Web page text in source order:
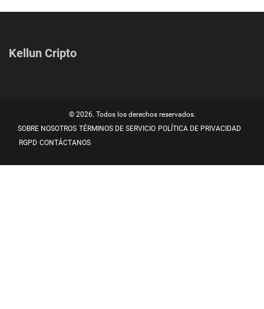
Kellun Cripto
© 2026. Todos los derechos reservados.
SOBRE NOSOTROS TÉRMINOS DE SERVICIO POLÍTICA DE PRIVACIDAD
RGPD CONTÁCTANOS